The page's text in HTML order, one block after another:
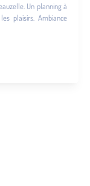
Un planning à
plaisirs. Ambiance